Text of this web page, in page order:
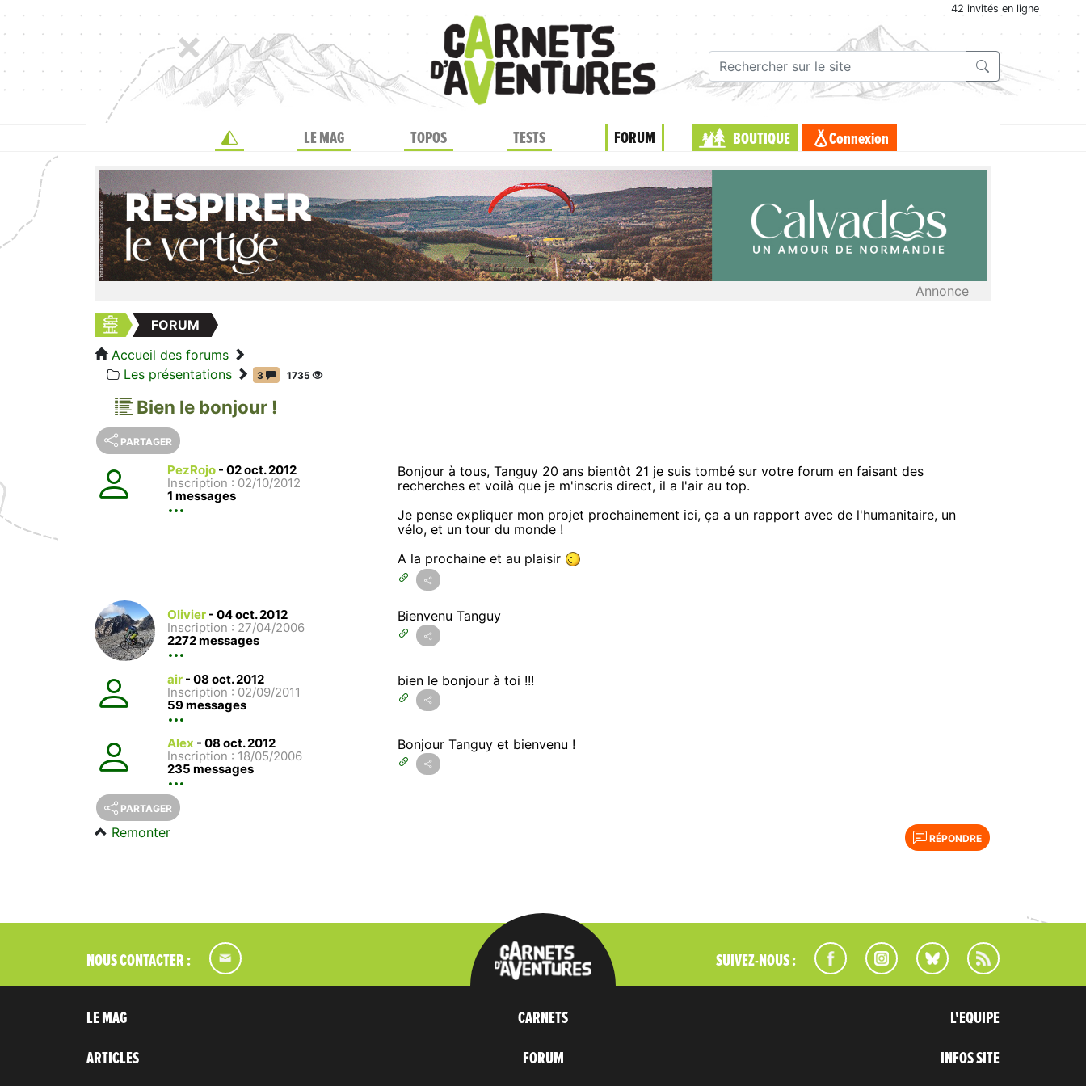
42 invités en ligne
LE MAG TOPOS TESTS FORUM BOUTIQUE Connexion
Annonce
FORUM
Accueil des forums
Les présentations
3 1735
Bien le bonjour !
PARTAGER
PezRojo - 02 oct. 2012
Inscription : 02/10/2012
1 messages
Bonjour à tous, Tanguy 20 ans bientôt 21 je suis tombé sur votre forum en faisant des
recherches et voilà que je m'inscris direct, il a l'air au top.
Je pense expliquer mon projet prochainement ici, ça a un rapport avec de l'humanitaire, un
vélo, et un tour du monde !
A la prochaine et au plaisir
Olivier - 04 oct. 2012
Inscription : 27/04/2006
2272 messages
Bienvenu Tanguy
air - 08 oct. 2012
Inscription : 02/09/2011
59 messages
bien le bonjour à toi !!!
Alex - 08 oct. 2012
Inscription : 18/05/2006
235 messages
Bonjour Tanguy et bienvenu !
PARTAGER
RÉPONDRE
Remonter
NOUS CONTACTER : SUIVEZ-NOUS :
LE MAG
ARTICLES
CARNETS
FORUM
L'EQUIPE
INFOS SITE